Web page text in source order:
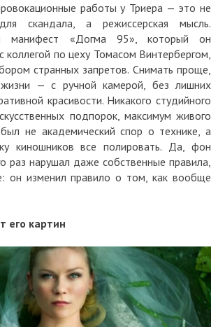
работы у Триера — это не
скандала, а режиссерская мысль.
манифест «Догма 95», который он
коллегой по цеху Томасом Винтербергом,
странных запретов. Снимать проще,
— с ручной камерой, без лишних
красивости. Никакого студийного
подпорок, максимум живого
был не академический спор о технике, а
киношников все полировать. Да, фон
раз нарушал даже собственные правила,
он изменил правило о том, как вообще
его картин